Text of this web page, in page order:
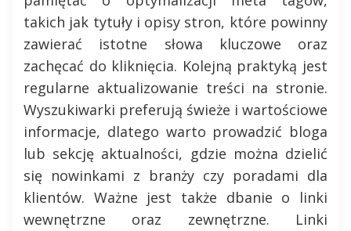
takich jak tytuły i opisy stron, które powinny
zawierać istotne słowa kluczowe oraz
zachęcać do kliknięcia. Kolejną praktyką jest
regularne aktualizowanie treści na stronie.
Wyszukiwarki preferują świeże i wartościowe
informacje, dlatego warto prowadzić bloga
lub sekcję aktualności, gdzie można dzielić
się nowinkami z branży czy poradami dla
klientów. Ważne jest także dbanie o linki
wewnętrzne oraz zewnętrzne. Linki